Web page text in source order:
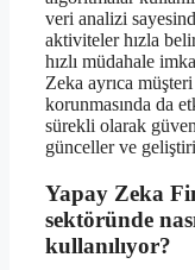
veri analizi
aktiviteler hızla
hızlı müdahale
Zeka ayrıca
korunmasında da
sürekli olarak
günceller ve
Yapay Zeka
sektöründe
kullanılıyor?